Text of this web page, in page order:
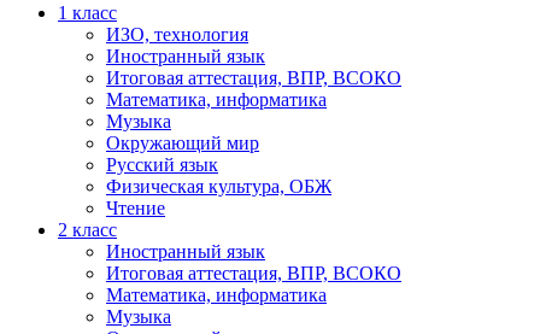
1 класс
ИЗО, технология
Иностранный язык
Итоговая аттестация, ВПР, ВСОКО
Математика, информатика
Музыка
Окружающий мир
Русский язык
Физическая культура, ОБЖ
Чтение
2 класс
Иностранный язык
Итоговая аттестация, ВПР, ВСОКО
Математика, информатика
Музыка